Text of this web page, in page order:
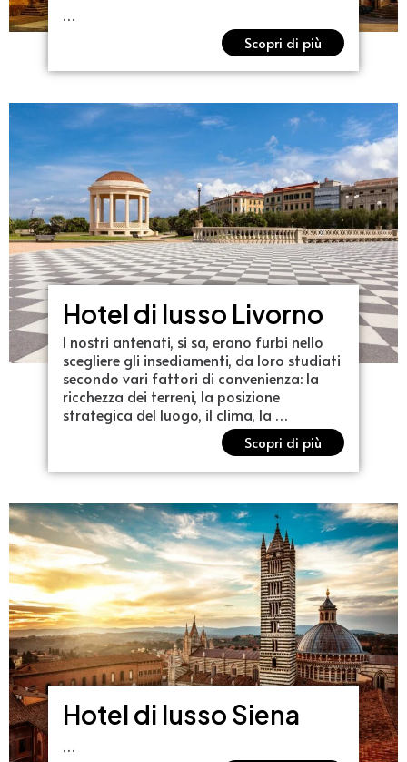
…
Scopri di più
Hotel di lusso Livorno
I nostri antenati, si sa, erano furbi nello
scegliere gli insediamenti, da loro studiati
secondo vari fattori di convenienza: la
ricchezza dei terreni, la posizione
strategica del luogo, il clima, la …
Scopri di più
Hotel di lusso Siena
…